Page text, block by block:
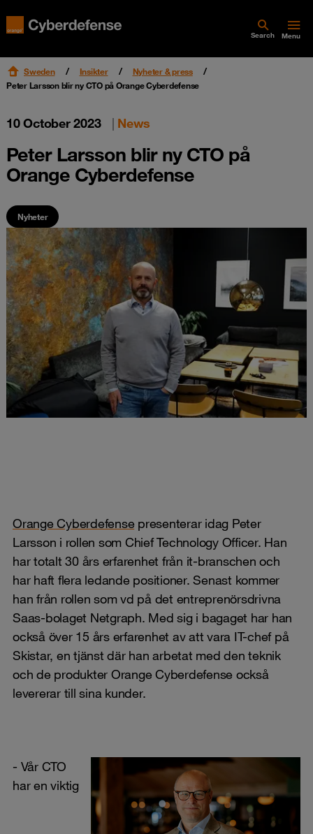
Search Menu
Sweden Insikter
Nyheter & press
Peter Larsson blir ny CTO på Orange Cyberdefense
10 October 2023 | News
Peter Larsson blir ny CTO på
Orange Cyberdefense
Nyheter
Orange Cyberdefensepresenterar idag Peter
Larsson i rollen som Chief Technology Officer. Han
har totalt 30 års erfarenhet från it-branschen och
har haft flera ledande positioner. Senast kommer
han från rollen som vd på det entreprenörsdrivna
Saas-bolaget Netgraph. Med sig i bagaget har han
också över 15 års erfarenhet av att vara IT-chef på
Skistar, en tjänst där han arbetat med den teknik
och de produkter Orange Cyberdefense också
levererar till sina kunder.
- Vår CTO
har en viktig